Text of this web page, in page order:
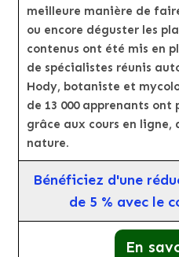
meilleure manière de
ou encore déguster les
contenus ont été mis en
de spécialistes réunis
Hody, botaniste et
de 13 000 apprenants
grâce aux cours en
nature.
Bénéficiez d'une
de 5 % avec le
En